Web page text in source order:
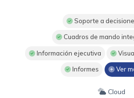
Soporte a
Cuadros de mando
Información ejecutiva
Informes Ver
Cloud